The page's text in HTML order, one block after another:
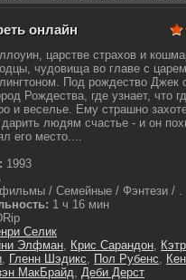
онлайн
царстве страхов и
чудовища во главе с
Под рождество Джек
Рождества, где узнает, что
и веселье. Ему страшно
дарить людям счастье - и он
его место....
1993
/ Семейные / Фэнтези / .
1 ч 16 мин
Селик
Элфман, Крис Сарандон,
, Гленн Шэдикс, Пол Рубенс,
МакБрайд, Деби Дерст